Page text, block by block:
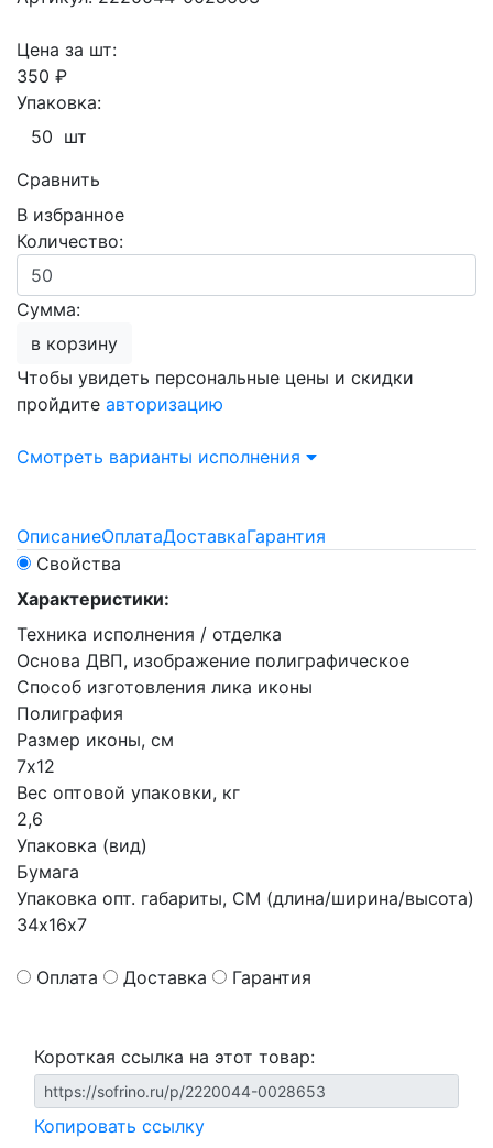
Цена за шт:
350 ₽
Упаковка:
50 шт
Сравнить
В избранное
Количество:
Сумма:
в корзину
Чтобы увидеть персональные цены и скидки
пройдите авторизацию
Смотреть варианты исполнения
ОписаниеОплатаДоставкаГарантия
Свойства
Характеристики:
Техника исполнения / отделка
Основа ДВП, изображение полиграфическое
Способ изготовления лика иконы
Полиграфия
Размер иконы, см
7х12
Вес оптовой упаковки, кг
2,6
Упаковка (вид)
Бумага
Упаковка опт. габариты, СМ (длина/ширина/высота)
34х16х7
Оплата Доставка Гарантия
Короткая ссылка на этот товар:
Копировать ссылку